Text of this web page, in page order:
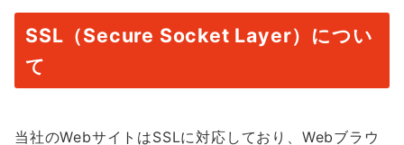
SSL（Secure Socket Layer）につい
て
当社のWebサイトはSSLに対応しており、Webブラウ